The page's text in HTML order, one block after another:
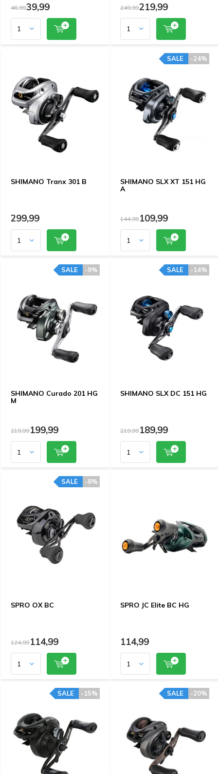
46,9939,99 249,99219,99
SHIMANO Tranx 301 B
299,99
SHIMANO SLX XT 151 HG
A
-24%
SALE
144,99109,99
SHIMANO Curado 201 HG
M
-9%
SALE
219,99199,99
SHIMANO SLX DC 151 HG
-14%
SALE
219,99189,99
SPRO OX BC
-8%
SALE
124,99114,99
SPRO JC Elite BC HG
114,99
-15%
SALE -20%
SALE